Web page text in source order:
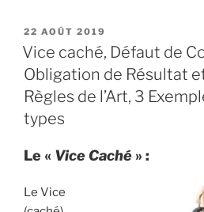
PUBLIÉ
LE
22 AOÛT 2019
Vice caché, Défaut de
Obligation de Résultat
Règles de l’Art, 3
types
Le « Vice Caché » :
Le Vice